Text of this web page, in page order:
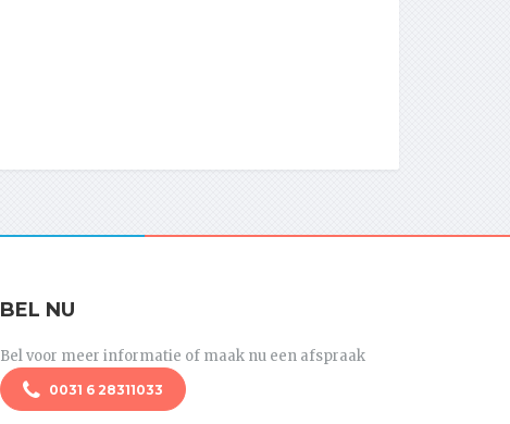
BEL NU
Bel voor meer informatie of maak nu een afspraak
0031 6 28311033